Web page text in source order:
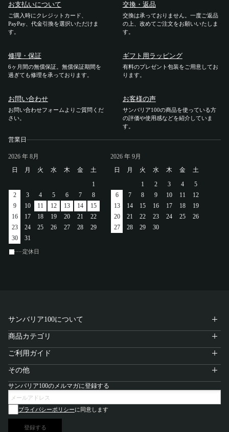
ご注文方法
お支払いについて
交換・返品
ギフト用ラッピング
よくあるご質問・お問い合わせ
アカウント
ログイン / 新規登録
サイトポリシー
お支払いについて
ご購入時にクレジットカード、
PayPay、代金引換を選択いただけま
す。
交換・返品
交換は承っておりません。一度ご返品
の上、改めてご注文をお願いいたしま
す。
修理・保証
6ヶ月間の無償保証。無償保証期間を
過ぎても修理を承っております。
ギフト用ラッピング
有料のプレゼント包装をご用意してお
ります。
お問い合わせ
お問い合わせフォームよりご質問くだ
さい。
お客様の声
サンバリア100の商品を使っている方
の評価や使用感などを紹介していま
す。
営業日
2026 年 8月
日
月 火 水 木 金
土
1
2
3 4 5 6 7
8
9
10 11 12 13 14
15
16
17 18 19 20 21
22
23
24 25 26 27 28
29
30
31
2026 年 9月
日
月 火 水 木 金
土
1
2 3 4
5
6
7 8 9 10 11
12
13
14 15 16 17 18
19
20
21 22 23 24 25
26
27
28 29 30
定休日
サンバリア100について
商品カテゴリ
ご利用ガイド
その他
サンバリア100のメルマガに登録する
プライバシーポリシーに同意します
登録する